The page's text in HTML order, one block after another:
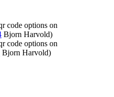
code options on
Bjorn Harvold)
code options on
Bjorn Harvold)